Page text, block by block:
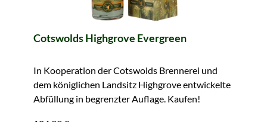
Cotswolds Highgrove Evergreen
In Kooperation der Cotswolds Brennerei und
dem königlichen Landsitz Highgrove entwickelte
Abfüllung in begrenzter Auflage. Kaufen!